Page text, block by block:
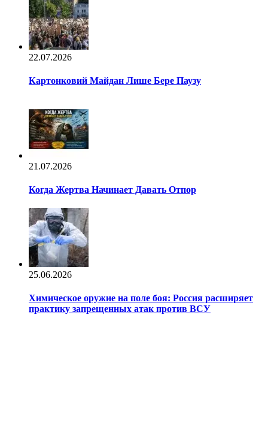
22.07.2026
Картонковий Майдан Лише Бере Паузу
21.07.2026
Когда Жертва Начинает Давать Отпор
25.06.2026
Химическое оружие на поле боя: Россия расширяет
практику запрещенных атак против ВСУ